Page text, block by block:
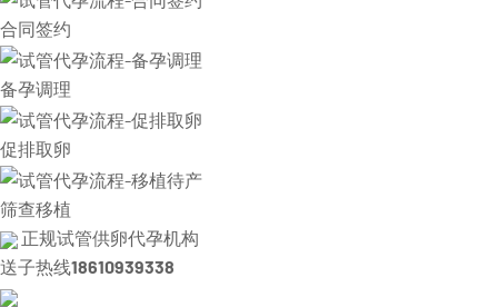
合同签约
备孕调理
促排取卵
筛查移植
正规试管供卵代孕机构
送子热线18610939338